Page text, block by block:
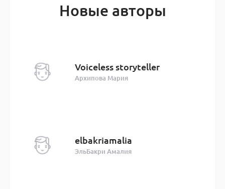
Новые авторы
Voiceless storyteller
Архипова Мария
elbakriamalia
ЭльБакри Амалия